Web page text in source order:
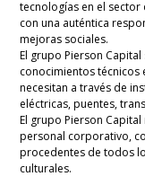
tecnologías en el
con una auténtica
mejoras sociales.
El grupo Pierson
conocimientos técnicos
necesitan a través de
eléctricas, puentes,
El grupo Pierson
personal corporativo,
procedentes de todos
culturales.